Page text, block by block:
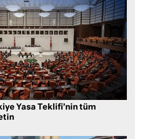
Yasa Teklifi’nin tüm